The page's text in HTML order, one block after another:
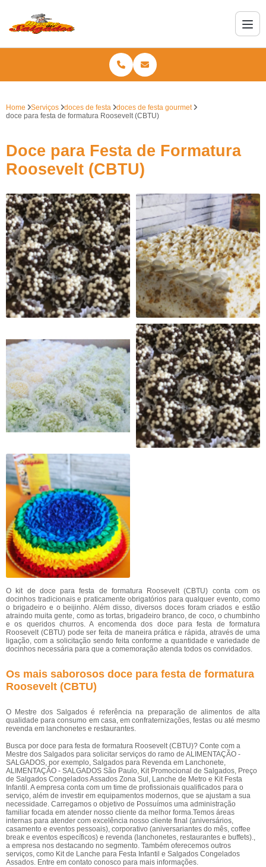
Home Serviços doces de festa
doces de festa gourmet
doce para festa de formatura Roosevelt (CBTU)
Doce para Festa de Formatura
Roosevelt (CBTU)
O kit de doce para festa de formatura Roosevelt (CBTU) conta com os
docinhos tradicionais e praticamente obrigatórios para qualquer evento, como
o brigadeiro e o beijinho. Além disso, diversos doces foram criados e estão
atraindo muita gente, como as tortas, brigadeiro branco, de coco, o chumbinho
e os queridos churros. A encomenda dos doce para festa de formatura
Roosevelt (CBTU) pode ser feita de maneira prática e rápida, através de uma
ligação, com a solicitação sendo feita conforme a quantidade e variedade de
docinhos necessária para que a comemoração atenda todos os convidados.
Os mais saborosos doce para festa de formatura
Roosevelt (CBTU)
O Mestre dos Salgados é referência na preparação de alimentos de alta
qualidade para consumo em casa, em confraternizações, festas ou até mesmo
revenda em lanchonetes e restaurantes.
Busca por doce para festa de formatura Roosevelt (CBTU)? Conte com a
Mestre dos Salgados para solicitar serviços do ramo de ALIMENTAÇÃO -
SALGADOS, por exemplo, Salgados para Revenda em Lanchonete,
ALIMENTAÇÃO - SALGADOS São Paulo, Kit Promocional de Salgados, Preço
de Salgados Congelados Assados Zona Sul, Lanche de Metro e Kit Festa
Infantil. A empresa conta com um time de profissionais qualificados para o
serviço, além de investir em equipamentos modernos, que se ajustam a sua
necessidade. Carregamos o objetivo de Possuímos uma administração
familiar focada em atender nosso cliente da melhor forma.Temos áreas
internas para atender com excelência nosso cliente final (aniversários,
casamento e eventos pessoais), corporativo (aniversariantes do mês, coffee
break e eventos específicos) e revenda (lanchonetes, restaurantes e buffets).,
a empresa nos destacando no segmento. Também oferecemos outros
serviços, como Kit de Lanche para Festa Infantil e Salgados Congelados
Assados. Entre em contato conosco para mais informações.